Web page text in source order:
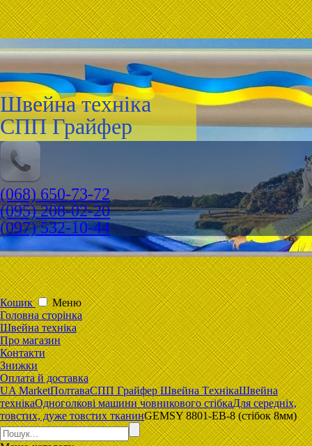
Швейна техніка
СПП Грайфер
(068) 650-73-72
(095) 208-02-20
(097) 532-10-44
Кошик
Меню
Головна сторiнка
Швейна техніка
Про магазин
Контакти
Знижки
Оплата й доставка
UA MarketПолтаваCПП Гpaйфep Швeйна ТexнiкаШвейна
технікаОдноголкові машини човникового стібкаДля середніх,
товстих, дуже товстих тканинGEMSY 8801-EB-8 (стібок 8мм)